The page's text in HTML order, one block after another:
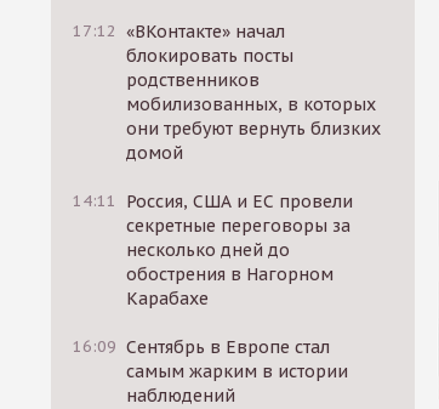
17:12 «ВКонтакте» начал
блокировать посты
родственников
мобилизованных, в которых
они требуют вернуть близких
домой
14:11
Россия, США и ЕС провели
секретные переговоры за
несколько дней до
обострения в Нагорном
Карабахе
16:09 Сентябрь в Европе стал
самым жарким в истории
наблюдений